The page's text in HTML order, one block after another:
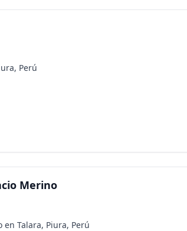
Perú
Merino
Talara, Piura, Perú